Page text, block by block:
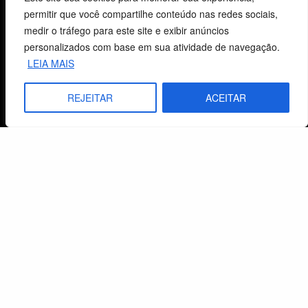
permitir que você compartilhe conteúdo nas redes sociais,
medir o tráfego para este site e exibir anúncios
personalizados com base em sua atividade de navegação.
LEIA MAIS
REJEITAR ACEITAR
São Leopoldo, RS, Brasil
Fale Conosco
vendas@cebi.org.br